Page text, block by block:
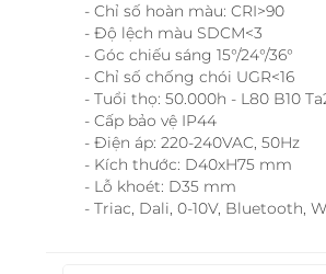
- Chỉ số hoàn màu: CRI>90
- Độ lệch màu SDCM<3
- Góc chiếu sáng 15°/24°/36°
- Chỉ số chống chói UGR<16
- Tuổi thọ: 50.000h - L80 B10
- Cấp bảo vệ IP44
- Điện áp: 220-240VAC, 50Hz
- Kích thước: D40xH75 mm
- Lỗ khoét: D35 mm
- Triac, Dali, 0-10V, Bluetooth,